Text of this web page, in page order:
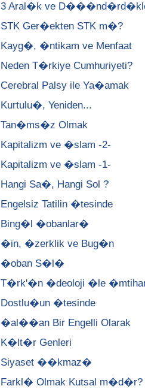
3 Aral�k ve
STK Ger�ekten STK m�?
Kayg�, �ntikam ve Menfaat
Neden T�rkiye Cumhuriyeti?
Cerebral Palsy ile Ya�amak
Kurtulu�, Yeniden...
Tan�ms�z Olmak
Kapitalizm ve �slam -2-
Kapitalizm ve �slam -1-
Hangi Sa�, Hangi Sol ?
Engelsiz Tatilin �tesinde
Bing�l �obanlar�
�in, �zerklik ve Bug�n
�oban S�l�
T�rk'�n �deoloji �le
Dostlu�un �tesinde
�al��an Bir Engelli Olarak
K�lt�r Genleri
Siyaset ��kmaz�
Farkl� Olmak Kutsal m�d�r?